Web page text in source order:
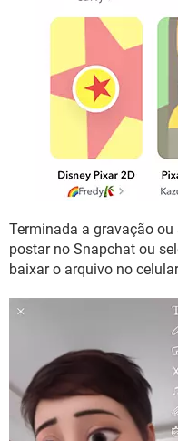
Terminada a gravação
postar no Snapchat ou
baixar o arquivo no